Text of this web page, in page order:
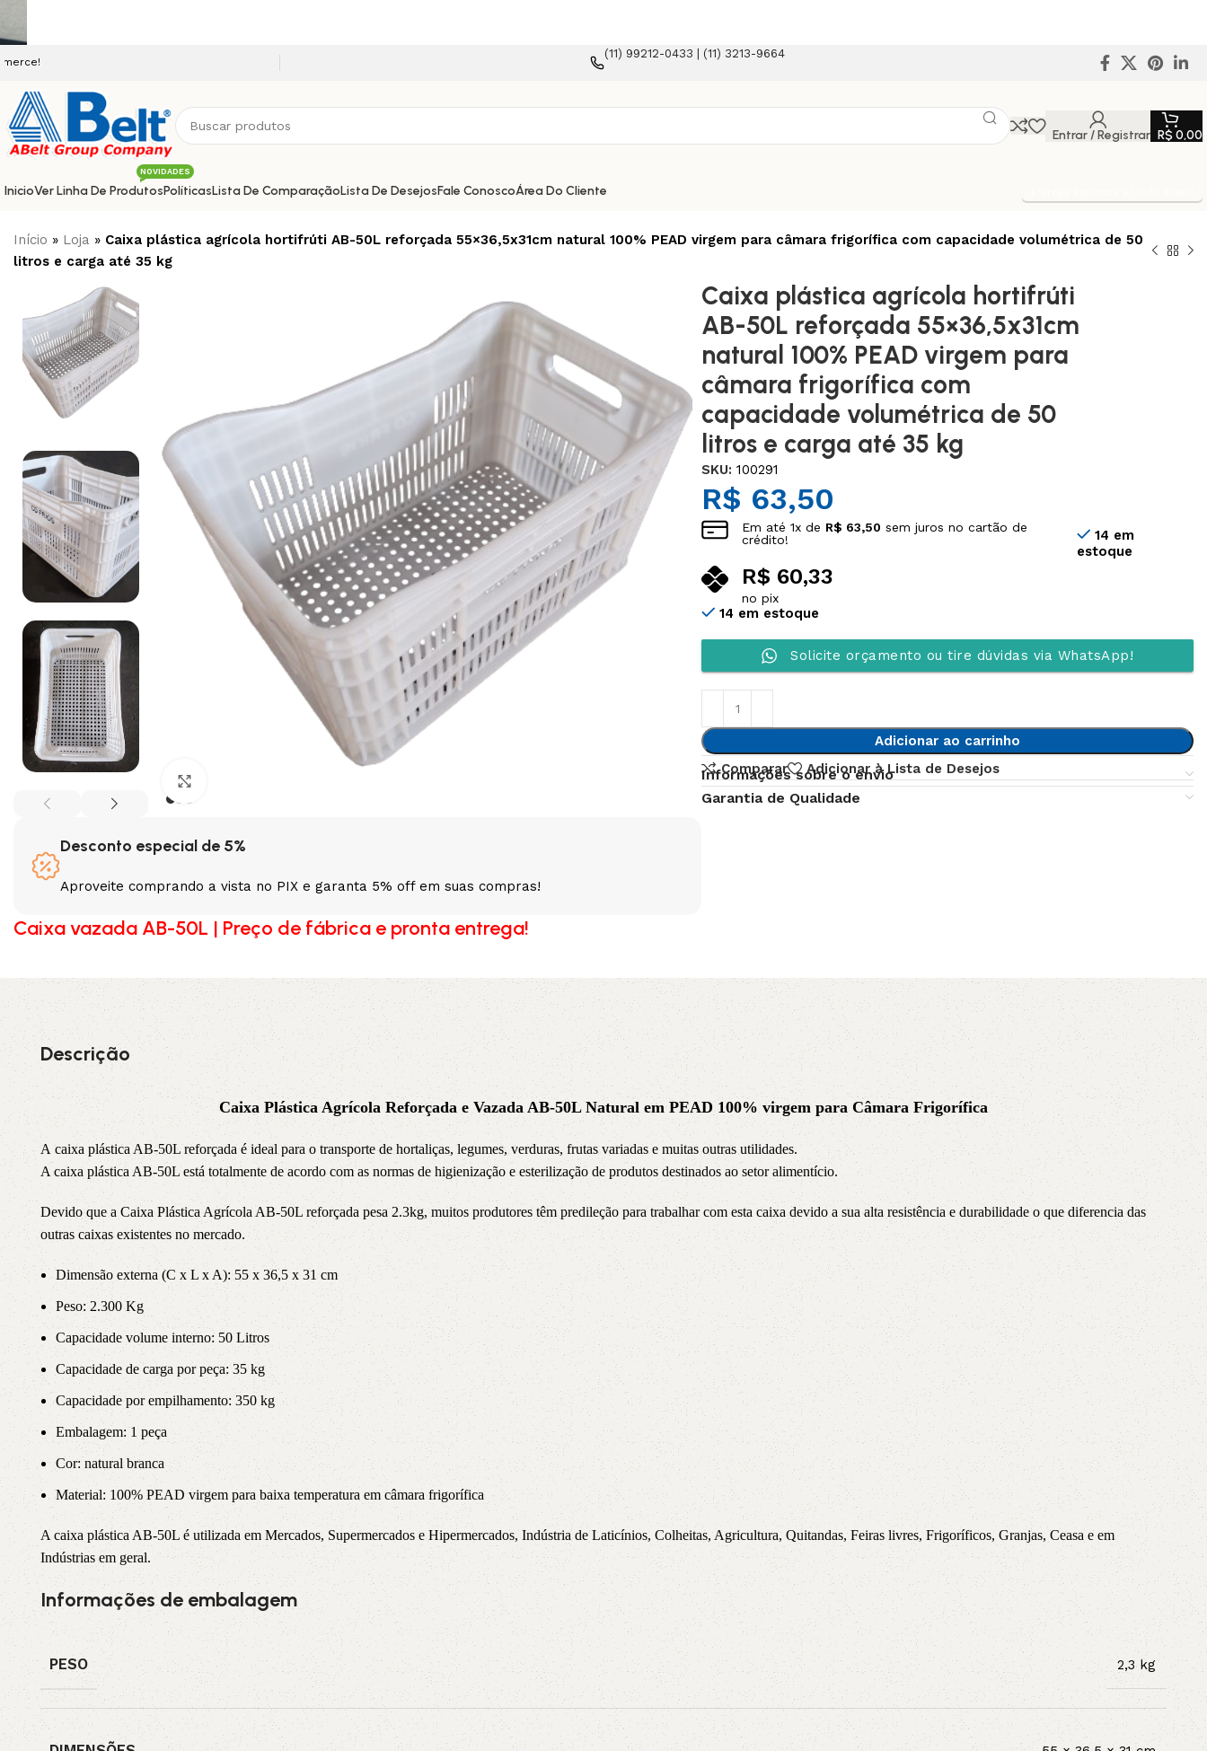
(11) 99212-0433 | (11) 3213-9664
Entrar / Registrar R$ 0,00
InicioVer Linha De Produtos
NOVIDADES
A AX B
CX D PJ
PL SPA SPB SPZ
XPA XPB XPZ ZX
PolíticasLista De ComparaçãoLista De DesejosFale ConoscoÁrea Do Cliente
Início » Loja » Caixa plástica agrícola hortifrúti AB-50L reforçada 55×36,5x31cm natural 100% PEAD virgem para câmara frigorífica com capacidade volumétrica de 50
litros e carga até 35 kg
Desconto especial de 5%
Aproveite comprando a vista no PIX e garanta 5% off em suas compras!
Caixa vazada AB-50L | Preço de fábrica e pronta entrega!
Caixa plástica agrícola hortifrúti
AB-50L reforçada 55×36,5x31cm
natural 100% PEAD virgem para
câmara frigorífica com
capacidade volumétrica de 50
litros e carga até 35 kg
SKU:100291
R$ 63,50
Em até1x de R$ 63,50 sem juros no cartão de
crédito!
R$ 60,33
no pix
14 em
estoque
14 em estoque
Solicite orçamento ou tire dúvidas via WhatsApp!
Adicionar ao carrinho
Comparar
Adicionar à Lista de Desejos
Informações sobre o envio
Garantia de Qualidade
Descrição
Caixa Plástica Agrícola Reforçada e Vazada AB-50L Natural em PEAD 100% virgem para Câmara Frigorífica
A caixa plástica AB-50L reforçada é ideal para o transporte de hortaliças, legumes, verduras, frutas variadas e muitas outras utilidades.
A caixa plástica AB-50L está totalmente de acordo com as normas de higienização e esterilização de produtos destinados ao setor alimentício.
Devido que a Caixa Plástica Agrícola AB-50L reforçada pesa 2.3kg, muitos produtores têm predileção para trabalhar com esta caixa devido a sua alta resistência e durabilidade o que diferencia das
outras caixas existentes no mercado.
Dimensão externa (C x L x A): 55 x 36,5 x 31 cm
Peso: 2.300 Kg
Capacidade volume interno: 50 Litros
Capacidade de carga por peça: 35 kg
Capacidade por empilhamento: 350 kg
Embalagem: 1 peça
Cor: natural branca
Material: 100% PEAD virgem para baixa temperatura em câmara frigorífica
A caixa plástica AB-50L é utilizada em Mercados, Supermercados e Hipermercados, Indústria de Laticínios, Colheitas, Agricultura, Quitandas, Feiras livres, Frigoríficos, Granjas, Ceasa e em
Indústrias em geral.
Informações de embalagem
PESO 2,3 kg